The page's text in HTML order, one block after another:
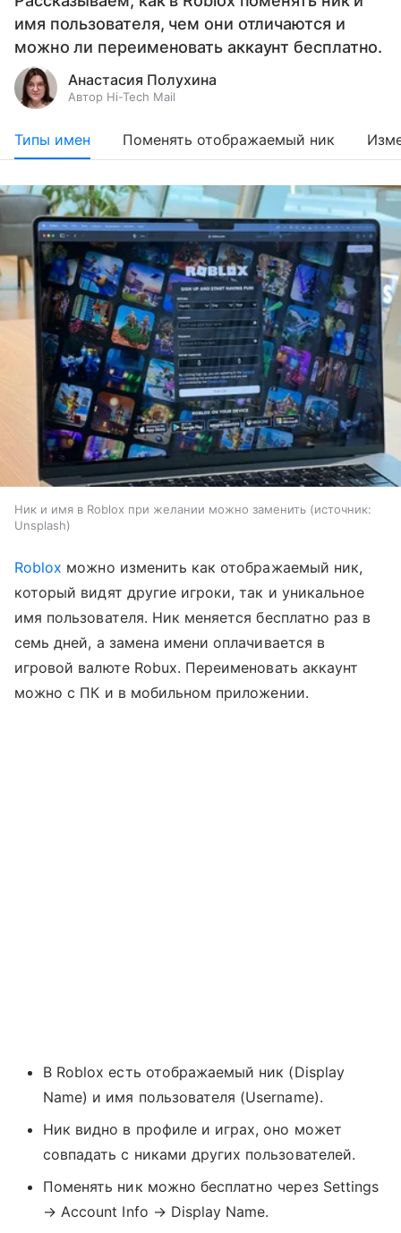
имя пользователя, чем они отличаются и
можно ли переименовать аккаунт бесплатно.
Анастасия Полухина
Автор Hi-Tech Mail
Типы имен Поменять отображаемый ник
Ник и имя в Roblox при желании можно заменить
источник:
Unsplash
Roblox можно изменить как отображаемый ник,
который видят другие игроки, так и уникальное
имя пользователя. Ник меняется бесплатно раз в
семь дней, а замена имени оплачивается в
игровой валюте Robux. Переименовать аккаунт
можно с ПК и в мобильном приложении.
В Roblox есть отображаемый ник (Display
Name) и имя пользователя (Username).
Ник видно в профиле и играх, оно может
совпадать с никами других пользователей.
Поменять ник можно бесплатно через Settings
→ Account Info → Display Name.